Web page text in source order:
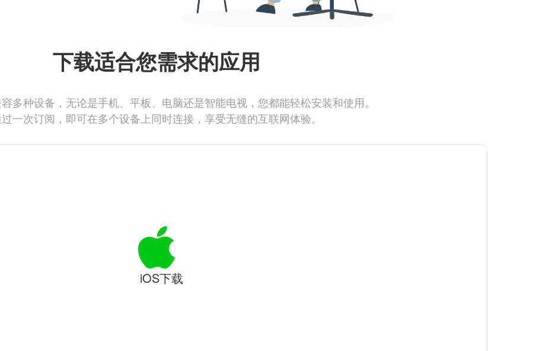
下载适合您需求的应用
多种设备，无论是手机、平板、电脑还是智能电视，您都能轻松安装和使用。
一次订阅，即可在多个设备上同时连接，享受无缝的互联网体验。
iOS下载